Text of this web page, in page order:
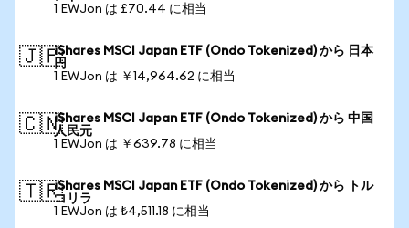
1 EWJon は £70.44 に相当
🇯🇵iShares MSCI Japan ETF (Ondo Tokenized) から 日本
円
1 EWJon は ￥14,964.62 に相当
🇨🇳iShares MSCI Japan ETF (Ondo Tokenized) から 中国
人民元
1 EWJon は ￥639.78 に相当
🇹🇷iShares MSCI Japan ETF (Ondo Tokenized) から トル
コリラ
1 EWJon は ₺4,511.18 に相当